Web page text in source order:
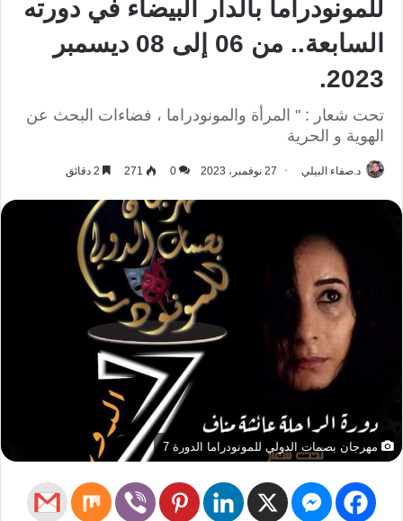
للمونودراما بالدار البيضاء في دورته
السابعة.. من 06 إلى 08 ديسمبر
2023.
تحت شعار : " المرأة والمونودراما ، فضاءات البحث عن
الهوية و الحرية
د.صفاء البيلي 27 نوفمبر، 2023 0
271
مهرجان بصمات الدولي للمونودراما الدورة 7